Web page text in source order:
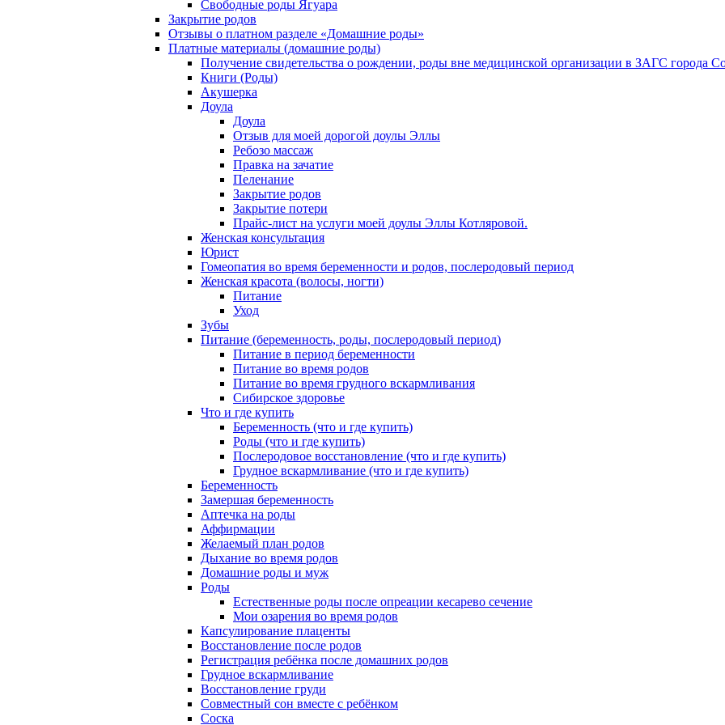
Свободные роды Ягуара
Закрытие родов
Отзывы о платном разделе «Домашние роды»
Платные материалы (домашние роды)
Получение свидетельства о рождении, роды вне медицинской организации в ЗАГС города
Книги (Роды)
Акушерка
Доула
Доула
Отзыв для моей дорогой доулы Эллы
Ребозо массаж
Правка на зачатие
Пеленание
Закрытие родов
Закрытие потери
Прайс-лист на услуги моей доулы Эллы Котляровой.
Женская консультация
Юрист
Гомеопатия во время беременности и родов, послеродовый период
Женская красота (волосы, ногти)
Питание
Уход
Зубы
Питание (беременность, роды, послеродовый период)
Питание в период беременности
Питание во время родов
Питание во время грудного вскармливания
Сибирское здоровье
Что и где купить
Беременность (что и где купить)
Роды (что и где купить)
Послеродовое восстановление (что и где купить)
Грудное вскармливание (что и где купить)
Беременность
Замершая беременность
Аптечка на роды
Аффирмации
Желаемый план родов
Дыхание во время родов
Домашние роды и муж
Роды
Естественные роды после опреации кесарево сечение
Мои озарения во время родов
Капсулирование плаценты
Восстановление после родов
Регистрация ребёнка после домашних родов
Грудное вскармливание
Восстановление груди
Совместный сон вместе с ребёнком
Соска